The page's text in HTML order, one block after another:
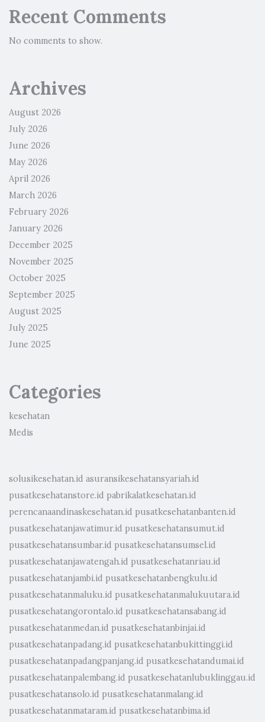
Recent Comments
No comments to show.
Archives
August 2026
July 2026
June 2026
May 2026
April 2026
March 2026
February 2026
January 2026
December 2025
November 2025
October 2025
September 2025
August 2025
July 2025
June 2025
Categories
kesehatan
Medis
solusikesehatan.id asuransikesehatansyariah.id
pusatkesehatanstore.id pabrikalatkesehatan.id
perencanaandinaskesehatan.id pusatkesehatanbanten.id
pusatkesehatanjawatimur.id pusatkesehatansumut.id
pusatkesehatansumbar.id pusatkesehatansumsel.id
pusatkesehatanjawatengah.id pusatkesehatanriau.id
pusatkesehatanjambi.id pusatkesehatanbengkulu.id
pusatkesehatanmaluku.id pusatkesehatanmalukuutara.id
pusatkesehatangorontalo.id pusatkesehatansabang.id
pusatkesehatanmedan.id pusatkesehatanbinjai.id
pusatkesehatanpadang.id pusatkesehatanbukittinggi.id
pusatkesehatanpadangpanjang.id pusatkesehatandumai.id
pusatkesehatanpalembang.id pusatkesehatanlubuklinggau.id
pusatkesehatansolo.id pusatkesehatanmalang.id
pusatkesehatanmataram.id pusatkesehatanbima.id